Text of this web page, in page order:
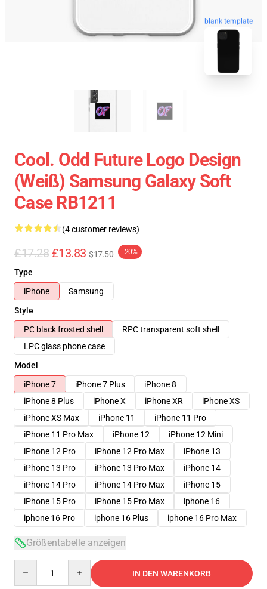
blank template
Cool. Odd Future Logo Design
(weiß) Samsung Galaxy Soft
Case RB1211
(4 customer reviews)
£17.28 £13.83 $17.50 -20%
Type
iPhone
Samsung
Style
PC black frosted shell
RPC transparent soft shell
LPC glass phone case
Model
iPhone 7
iPhone 7 Plus
iPhone 8
iPhone 8 Plus
iPhone X iPhone XR
iPhone XS
iPhone XS Max
iPhone 11
iPhone 11 Pro
iPhone 11 Pro Max
iPhone 12
iPhone 12 Mini
iPhone 12 Pro
iPhone 12 Pro Max
iPhone 13
iPhone 13 Pro
iPhone 13 Pro Max
iPhone 14
iPhone 14 Pro
iPhone 14 Pro Max
iPhone 15
iPhone 15 Pro
iPhone 15 Pro Max
iphone 16
iphone 16 Pro
iphone 16 Plus iphone 16 Pro Max
Größentabelle anzeigen
IN DEN WARENKORB